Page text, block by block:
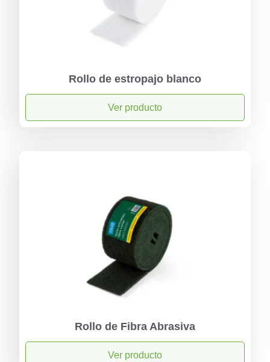
Rollo de estropajo blanco
Ver producto
Rollo de Fibra Abrasiva
Ver producto